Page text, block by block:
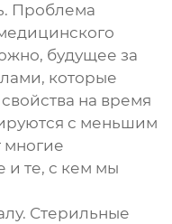
Проблема
будущее за
которые
на время
с меньшим
многие
и те, с кем мы
Стерильные